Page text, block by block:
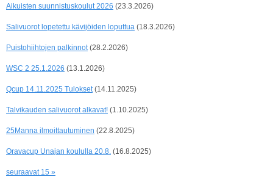
Aikuisten suunnistuskoulut 2026 (23.3.2026)
Salivuorot lopetettu kävijöiden loputtua (18.3.2026)
Puistohiihtojen palkinnot (28.2.2026)
WSC 2 25.1.2026 (13.1.2026)
Qcup 14.11.2025 Tulokset (14.11.2025)
Talvikauden salivuorot alkavat! (1.10.2025)
25Manna ilmoittautuminen (22.8.2025)
Oravacup Unajan koululla 20.8. (16.8.2025)
seuraavat 15 »